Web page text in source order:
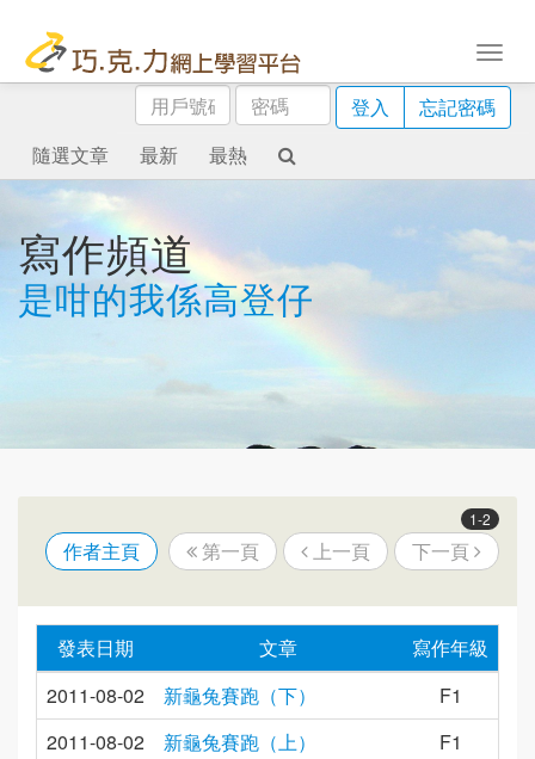
用
戶
號
碼
密
碼
登入
忘記密碼
隨選文章
最新 最熱
寫作頻道
是咁的我係高登仔
1-2
作者主頁 第一頁 上一頁 下一頁
發表日期 文章
寫作年級
2011-08-02
新龜兔賽跑（下）
F1
2011-08-02
新龜兔賽跑（上） F1